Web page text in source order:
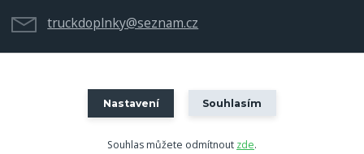
truckdoplnky@seznam.cz
Vytvořeno na Eshop-rychle.cz
Nastavení Souhlasím
Souhlas můžete odmítnout zde.